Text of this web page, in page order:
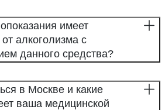
имеет
алкоголизма с
данного средства?
в Москве и какие
ваша медицинской